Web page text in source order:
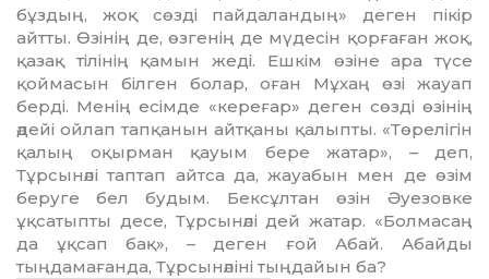
бұздың, жоқ сөзді пайдаландың» де­ген пікір
айтты. Өзінің де, өзгенің де мүдесін қорғаған жоқ,
қазақ тілінің қамын жеді. Ешкім өзіне ара түсе
қоймасын білген болар, оған Мұхаң өзі жауап
берді. Менің есімде «кереғар» деген сөзді өзінің
әдейі ойлап тапқанын айтқаны қалыпты. «Төрелігін
қалың оқырман қауым бере жатар», – деп,
Тұрсынәлі тап­­тап айтса да, жауабын мен де өзім
беруге бел будым. Бексұлтан өзін Әуезовке
ұқсатыпты десе, Тұрсынәлі дей жатар. «Болмасаң
да ұқсап бақ», – деген ғой Абай. Абайды
тыңдамағанда, Тұрсынәліні тыңдайын ба?